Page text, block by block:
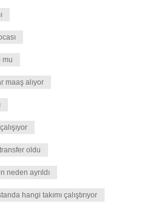
mu
maaş alıyor
oldu
neden ayrıldı
hangi takımı çalıştırıyor